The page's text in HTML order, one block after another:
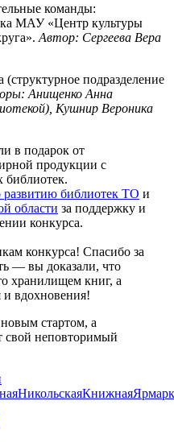
команды:
МАУ «Центр культуры
Автор: Сергеева Вера
подразделение
Анищенко Анна
Кушнир Вероника
в подарок от
продукции с
библиотек.
развитию библиотек ТО и
области за поддержку и
конкурса.
конкурса! Спасибо за
— вы доказали, что
хранилищем книг, а
вдохновения!
стартом, а
свой неповторимый